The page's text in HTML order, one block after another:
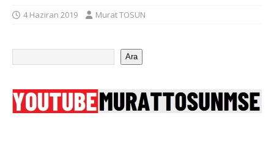
4 Haziran 2019 Murat TOSUN
Ara